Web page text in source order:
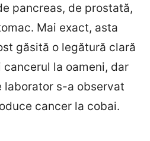
pancreas, de prostată,
Mai exact, asta
găsită o legătură clară
la oameni, dar
laborator s-a observat
cancer la cobai.